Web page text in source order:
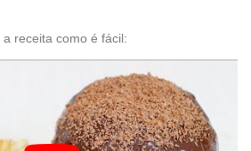
a receita como é fácil: